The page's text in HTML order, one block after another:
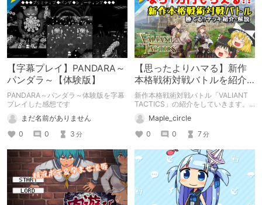
【字幕プレイ】PANDARA～
パンダラ～【体験版】
PANDARA～パンダラ～体験版を字幕
プレイした感想です
まだ名前がありません
0
0 3 分
【思ったよりハマる】新作
本格戦術対戦バトルを紹介
する【VALIANT TACTICS】
新作本格戦術対戦バトル「VALIANT
TACTICS」の紹介をしていきます。
Maple_circle
0
0 7分